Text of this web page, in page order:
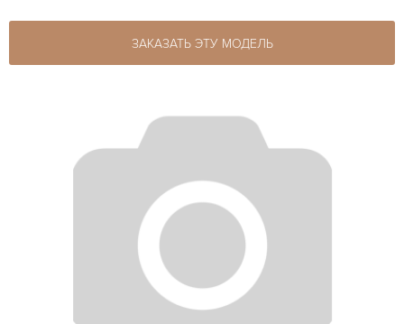
ЗАКАЗАТЬ ЭТУ МОДЕЛЬ